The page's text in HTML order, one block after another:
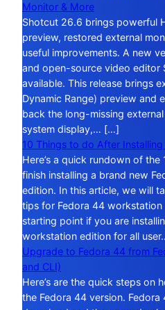
Monitor & More
Shotcut 26.6 brings powerful
preview, restored external
useful improvements. A new
and open-source video editor
available. This release brings
Dynamic Range) preview and
back the long-missing
system display,… […]
10 Things to do After
Here’s a quick rundown of
finish installing a brand new
edition. In this article, we will
tips for Fedora 44
starting point if you are
workstation edition for all
Upgrade to Fedora 44 from
and CLI)
Here’s are the quick steps on
the Fedora 44 version.